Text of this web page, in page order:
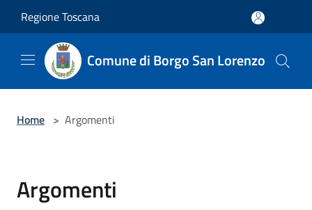
Regione Toscana
Comune di Borgo San Lorenzo
Home > Argomenti
Argomenti